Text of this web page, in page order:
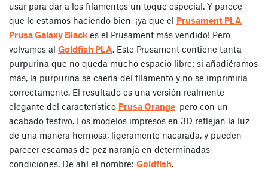
usar para dar a los filamentos un toque especial. Y parece
que lo estamos haciendo bien, ¡ya que el Prusament PLA
Prusa Galaxy Black es el Prusament más vendido! Pero
volvamos al Goldfish PLA. Este Prusament contiene tanta
purpurina que no queda mucho espacio libre: si añadiéramos
más, la purpurina se caería del filamento y no se imprimiría
correctamente. El resultado es una versión realmente
elegante del característico Prusa Orange, pero con un
acabado festivo. Los modelos impresos en 3D reflejan la luz
de una manera hermosa, ligeramente nacarada, y pueden
parecer escamas de pez naranja en determinadas
condiciones. De ahí el nombre: Goldfish.